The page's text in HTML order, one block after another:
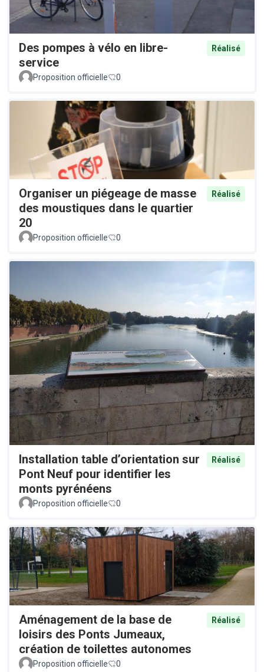
Des pompes à vélo en libre-
service
Réalisé
Proposition officielle 0
Organiser un piégeage de masse
des moustiques dans le quartier
20
Réalisé
Proposition officielle 0
Installation table d’orientation sur
Pont Neuf pour identifier les
monts pyrénéens
Réalisé
Proposition officielle 0
Aménagement de la base de
loisirs des Ponts Jumeaux,
création de toilettes autonomes
Réalisé
Proposition officielle 0